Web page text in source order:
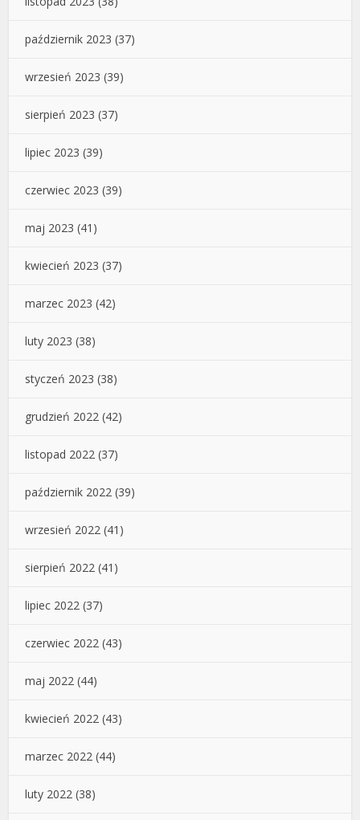
październik 2023 (37)
wrzesień 2023 (39)
sierpień 2023 (37)
lipiec 2023 (39)
czerwiec 2023 (39)
maj 2023 (41)
kwiecień 2023 (37)
marzec 2023 (42)
luty 2023 (38)
styczeń 2023 (38)
grudzień 2022 (42)
listopad 2022 (37)
październik 2022 (39)
wrzesień 2022 (41)
sierpień 2022 (41)
lipiec 2022 (37)
czerwiec 2022 (43)
maj 2022 (44)
kwiecień 2022 (43)
marzec 2022 (44)
luty 2022 (38)